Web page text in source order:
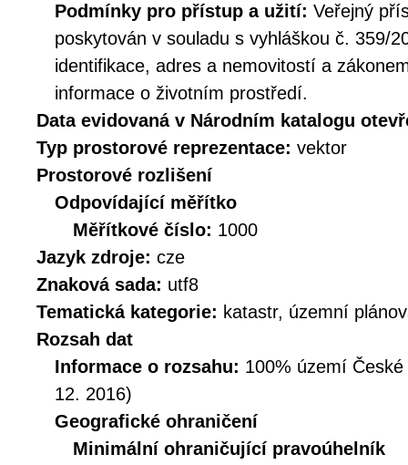
Podmínky pro přístup a užití: Veřejný
poskytován v souladu s vyhláškou č. 359/
identifikace, adres a nemovitostí a
informace o životním prostředí.
Data evidovaná v Národním katalogu
Typ prostorové reprezentace: vektor
Prostorové rozlišení
Odpovídající měřítko
Měřítkové číslo: 1000
Jazyk zdroje: cze
Znaková sada: utf8
Tematická kategorie: katastr, územní
Rozsah dat
Informace o rozsahu: 100% území
12. 2016)
Geografické ohraničení
Minimální ohraničující pravoúhelník